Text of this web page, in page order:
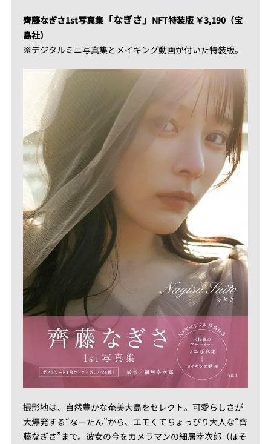
齊藤なぎさ1st写真集「なぎさ」 NFT特装版 ￥3,190（宝
島社）
※デジタルミニ写真集とメイキング動画が付いた特装版。
撮影地は、自然豊かな奄美大島をセレクト。可愛らしさが
大爆発する“なーたん”から、エモくてちょっぴり大人な“齊
藤なぎさ”まで。彼女の今をカメラマンの細居幸次郎（ほそ